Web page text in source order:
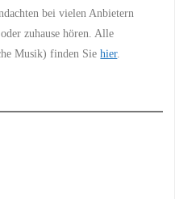
bei vielen Anbietern
zuhause hören. Alle
Musik) finden Siehier.